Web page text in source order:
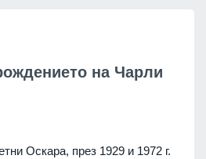
на Чарли
Ocкaрa, прeз 1929 и 1972 г.